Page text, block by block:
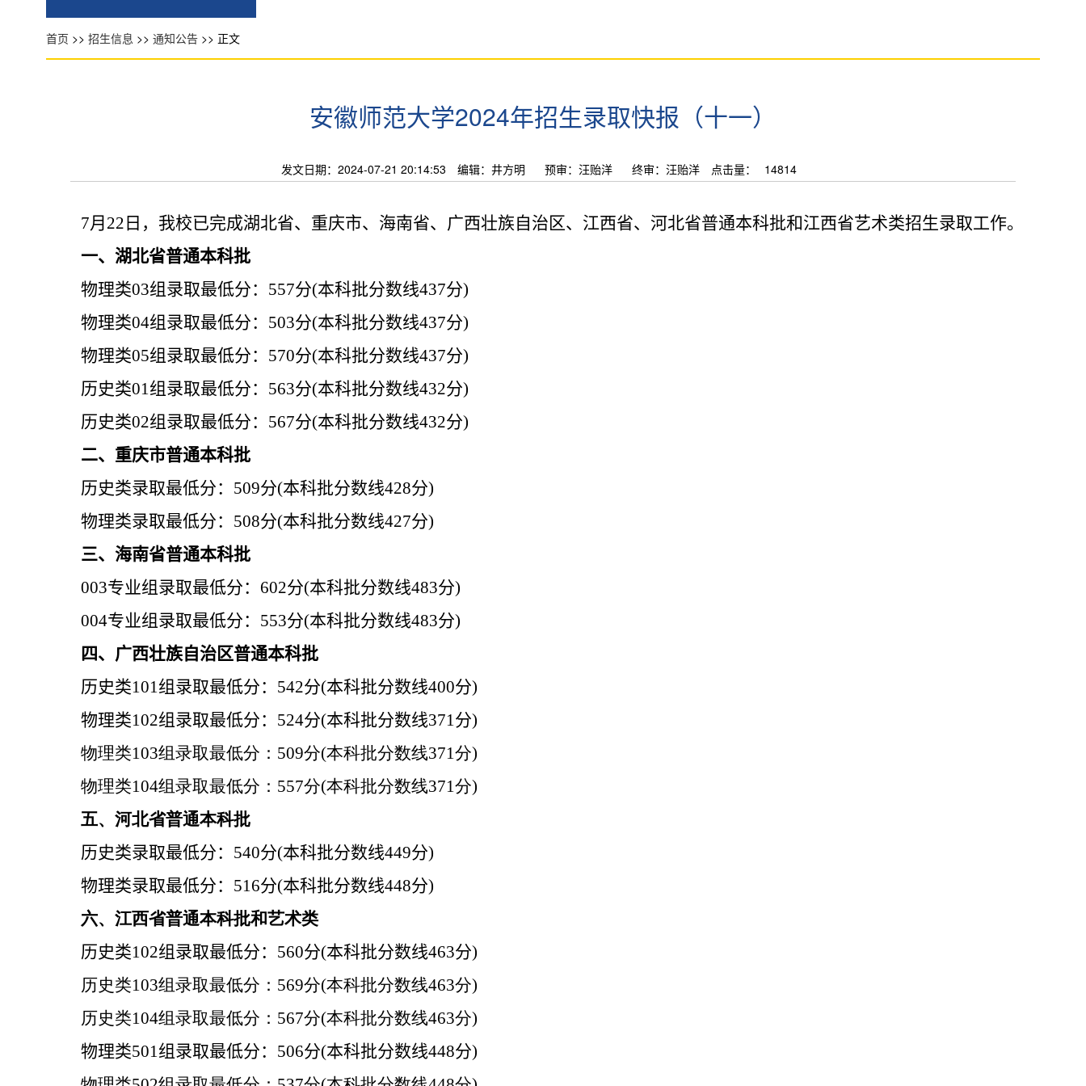
首页 >> 招生信息 >> 通知公告 >> 正文
安徽师范大学2024年招生录取快报（十一）
发文日期：2024-07-21 20:14:53 编辑：井方明 预审：汪贻洋 终审：汪贻洋 点击量： 14814
7月 22 日，我校已完成湖北省、重庆市、海南省、广西壮族自治区、江西省、河北省普通本科批和江西省艺术类招生录取工作。
一、湖北省普通本科批
物理类03组 录取最低分： 557分(本科批分数线437分)
物理类04组 录取最低分： 503分(本科批分数线437分)
物理类05组 录取最低分： 570分(本科批分数线437分)
历史类01组 录取最低分： 563分(本科批分数线432分)
历史类02组 录取最低分： 567分(本科批分数线432分)
二、重庆市普通本科批
历史类录取最低分： 509分(本科批分数线428分)
物理类录取最低分： 508分(本科批分数线427分)
三、海南省普通本科批
003专业组 录取最低分： 602分(本科批分数线483分)
004专业组 录取最低分： 553分(本科批分数线483分)
四、广西壮族自治区普通本科批
历史类101组 录取最低分： 542分(本科批分数线400分)
物理类102组 录取最低分： 524分(本科批分数线371分)
物理类103组录取最低分： 509分(本科批分数线371分)
物理类104组录取最低分： 557分(本科批分数线371分)
五、河北省普通本科批
历史类录取最低分： 540分(本科批分数线449分)
物理类录取最低分： 516分(本科批分数线448分)
六、江西省普通本科批和艺术类
历史类102组 录取最低分：560分(本科批分数线463分)
历史类103组录取最低分：569分(本科批分数线463分)
历史类104组录取最低分：567分(本科批分数线463分)
物理类501组 录取最低分：506分(本科批分数线448分)